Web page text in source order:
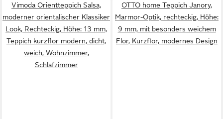
Vimoda Orientteppich Salsa,
moderner orientalischer Klassiker
Look, Rechteckig, Höhe: 13 mm,
Teppich kurzflor modern, dicht,
weich, Wohnzimmer,
Schlafzimmer
OTTO home Teppich Janory,
Marmor-Optik, rechteckig, Höhe:
9 mm, mit besonders weichem
Flor, Kurzflor, modernes Design